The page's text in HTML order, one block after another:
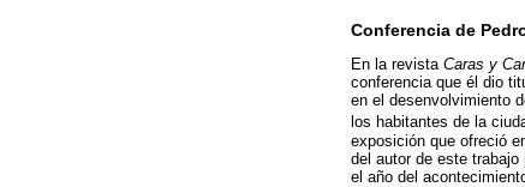
Conferencia de
En la revista Caras y
conferencia que él dio
en el desenvolvimiento
los habitantes de la
exposición que ofreció
del autor de este
el año del